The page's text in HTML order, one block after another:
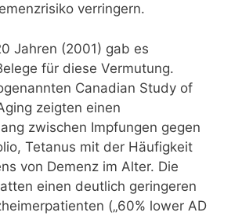
verringern.
Jahren (2001) gab es
für diese Vermutung.
Canadian Study of
zeigten einen
zwischen Impfungen gegen
Tetanus mit der Häufigkeit
von Demenz im Alter. Die
einen deutlich geringeren
(„60% lower AD